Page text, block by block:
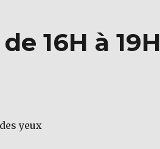
16H à 19H
yeux